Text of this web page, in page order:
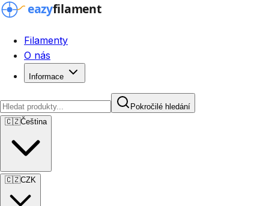
Filamenty
O nás
Informace
Pokročilé hledání
🇨🇿Čeština
🇨🇿CZK